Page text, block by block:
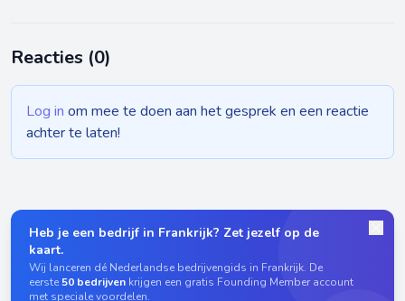
Reacties (0)
Log in om mee te doen aan het gesprek en een reactie
achter te laten!
Heb je een bedrijf in Frankrijk? Zet jezelf op de
kaart.
Wij lanceren dé Nederlandse bedrijvengids in Frankrijk. De
eerste50 bedrijven krijgen een gratis Founding Member account
met speciale voordelen.